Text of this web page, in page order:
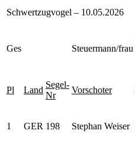
Schwertzugvogel – 10.05.2026
Ges Steuermann/frau
Pl Land
Segel-
Nr
Vorschoter
1 GER 198 Stephan Weiser